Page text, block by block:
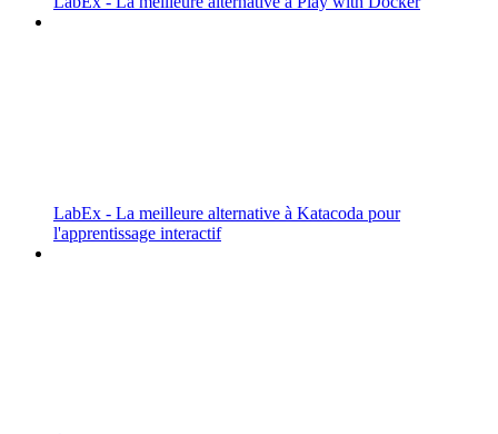
LabEx - La meilleure alternative à Katacoda pour
l'apprentissage interactif